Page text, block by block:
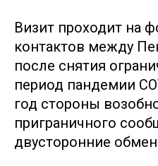
Визит проходит на
контактов между
после снятия
период пандемии
год стороны
приграничного
двусторонние